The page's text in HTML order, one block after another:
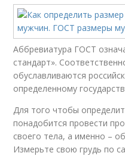
Аббревиатура ГОСТ
стандарт».
обуславливаются
определенному
Для того чтобы
понадобится провести
своего тела, а именно –
Измерьте свою грудь по